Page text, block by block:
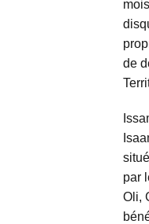
de
par
Oli,